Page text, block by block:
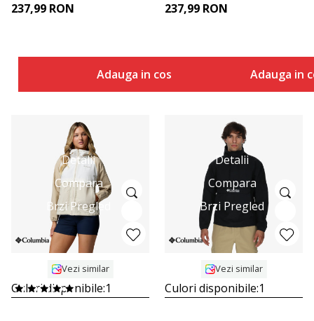
237,99 RON
Adauga in cos
237,99 RON
Adauga in
Detalii
Compara
Brzi Pregled
Vezi similar
Culori disponibile:1
Detalii
Compara
Brzi Pregled
Vezi similar
Culori disponibile:1